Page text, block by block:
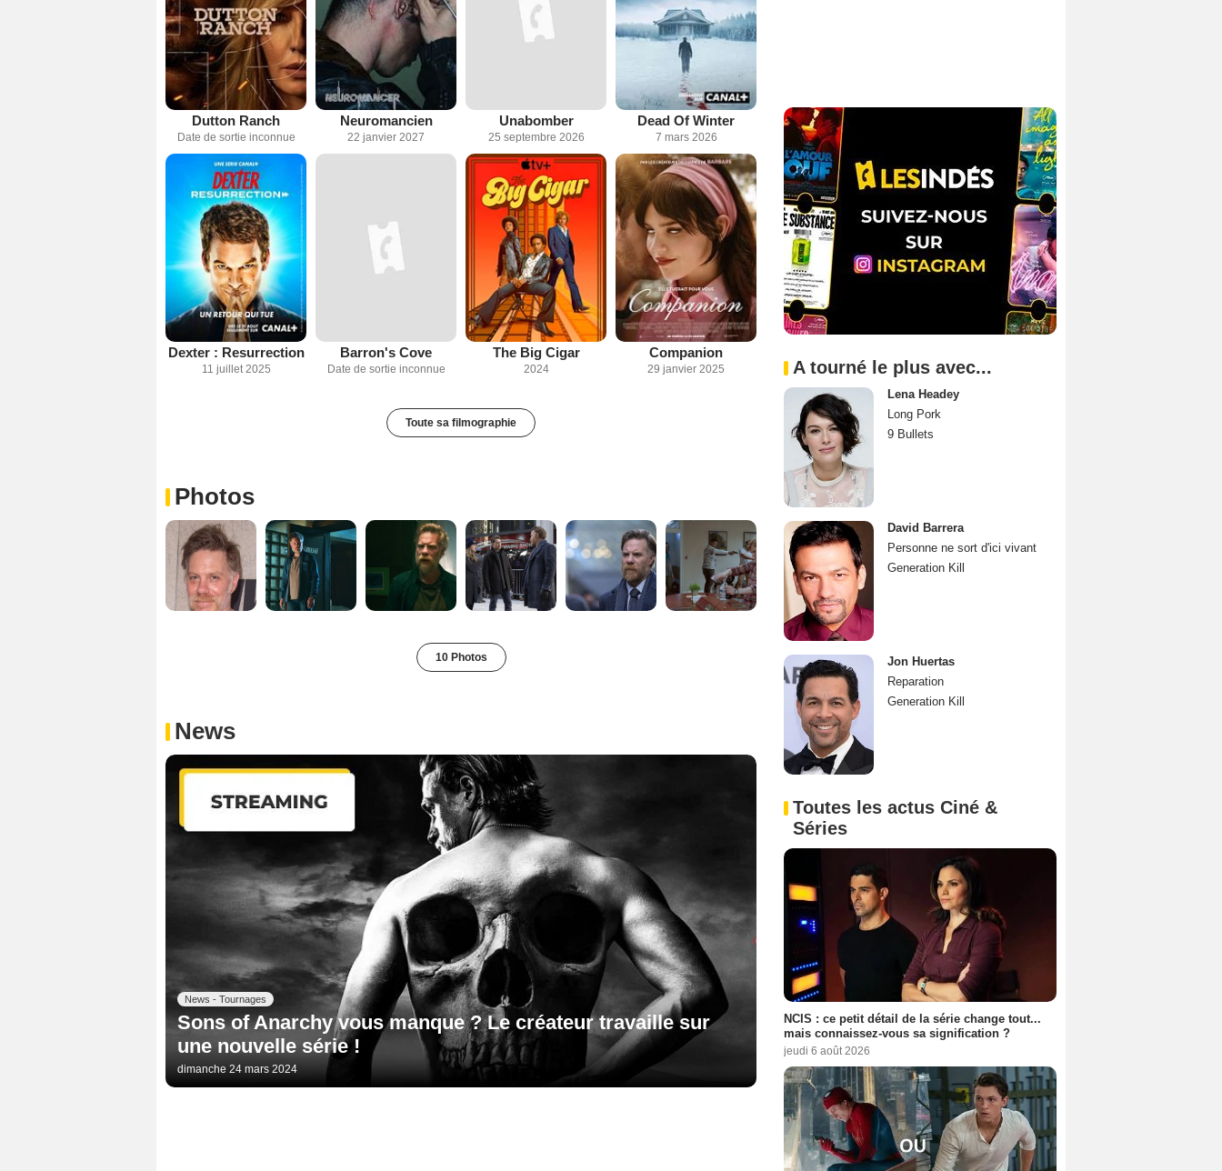
Dutton Ranch
Date de sortie inconnue
Neuromancien
22 janvier 2027
Unabomber
25 septembre 2026
Dead Of Winter
7 mars 2026
Dexter : Resurrection
11 juillet 2025
Barron's Cove
Date de sortie inconnue
The Big Cigar
2024
Companion
29 janvier 2025
Toute sa filmographie
Photos
10 Photos
News
News - Tournages
Sons of Anarchy vous manque ? Le créateur travaille sur
une nouvelle série !
dimanche 24 mars 2024
A tourné le plus avec...
Lena Headey
Long Pork
9 Bullets
David Barrera
Personne ne sort d'ici vivant
Generation Kill
Jon Huertas
Reparation
Generation Kill
Toutes les actus Ciné &
Séries
NCIS : ce petit détail de la série change tout...
mais connaissez-vous sa signification ?
jeudi 6 août 2026